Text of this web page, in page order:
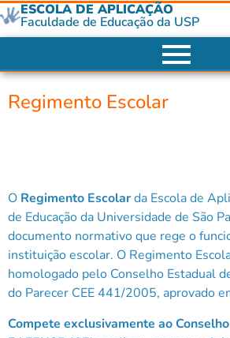
ESCOLA DE APLICAÇÃO
Faculdade de Educação da USP
Regimento Escolar
O Regimento Escolarda Escola de
de Educação da Universidade de São
documento normativo que rege o
instituição escolar. O Regimento
homologado pelo Conselho Estadual
do Parecer CEE 441/2005, aprovado
Compete exclusivamente ao